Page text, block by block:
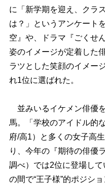
に「新学期を迎え、クラ
は？」というアンケート
空』や、ドラマ『ごくせ
姿のイメージが定着した
ラツとした笑顔のイメー
れ1位に選ばれた。
並みいるイケメン俳優
馬。「学校のアイドル的
府/高1）と多くの女子高
り、今年の『期待の俳優
調べ）では2位に登場し
の間で“王子様”的ポジシ